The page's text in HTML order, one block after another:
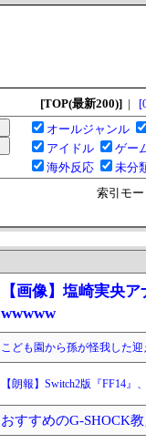
[TOP(最新200)] |
オールジャンル
アイドル
ゲー
海外反応
未分
索引モー
【画像】塩崎実央
wwwww
こども園から孫が怪我した
【朗報】Switch2版『FF14
おすすめのG-SHOCK